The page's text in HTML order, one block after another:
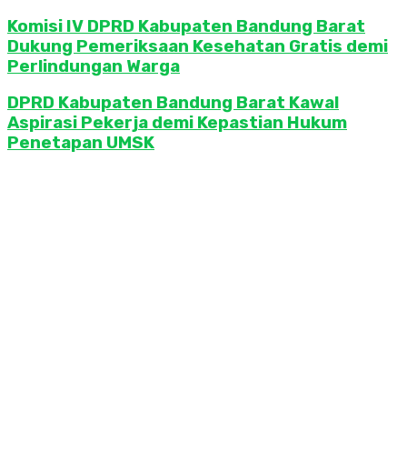
Komisi IV DPRD Kabupaten Bandung Barat
Dukung Pemeriksaan Kesehatan Gratis demi
Perlindungan Warga
DPRD Kabupaten Bandung Barat Kawal
Aspirasi Pekerja demi Kepastian Hukum
Penetapan UMSK